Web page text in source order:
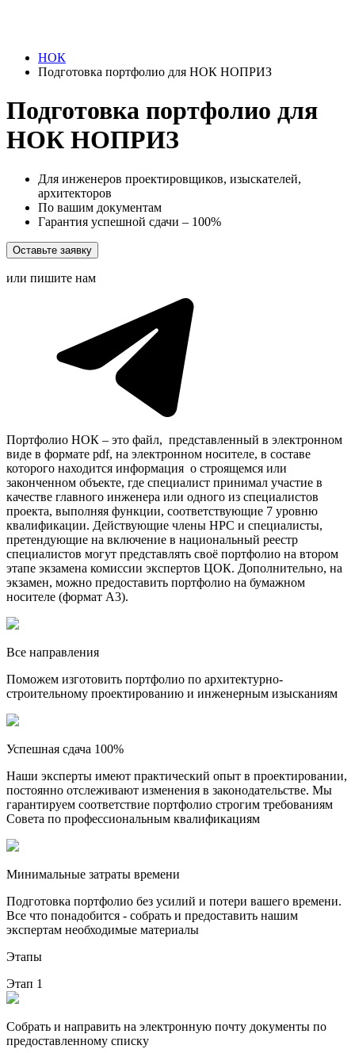
НОК
Подготовка портфолио для НОК НОПРИЗ
Подготовка портфолио для
НОК НОПРИЗ
Для инженеров проектировщиков, изыскателей,
архитекторов
По вашим документам
Гарантия успешной сдачи – 100%
Оставьте заявку
или пишите нам
Портфолио НОК – это файл, представленный в электронном
виде в формате pdf, на электронном носителе, в составе
которого находится информация о строящемся или
законченном объекте, где специалист принимал участие в
качестве главного инженера или одного из специалистов
проекта, выполняя функции, соответствующие 7 уровню
квалификации. Действующие члены НРС и специалисты,
претендующие на включение в национальный реестр
специалистов могут представлять своё портфолио на втором
этапе экзамена комиссии экспертов ЦОК. Дополнительно, на
экзамен, можно предоставить портфолио на бумажном
носителе (формат А3).
Все направления
Поможем изготовить портфолио по архитектурно-
строительному проектированию и инженерным изысканиям
Успешная сдача 100%
Наши эксперты имеют практический опыт в проектировании,
постоянно отслеживают изменения в законодательстве. Мы
гарантируем соответствие портфолио строгим требованиям
Совета по профессиональным квалификациям
Минимальные затраты времени
Подготовка портфолио без усилий и потери вашего времени.
Все что понадобится - собрать и предоставить нашим
экспертам необходимые материалы
Этапы
Этап 1
Собрать и направить на электронную почту документы по
предоставленному списку